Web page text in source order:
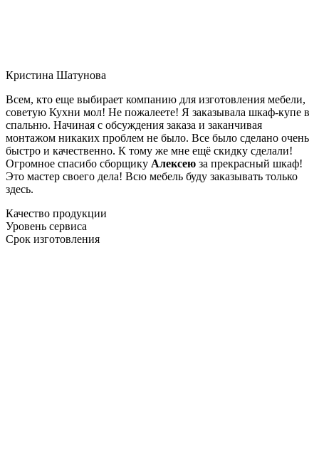
Кристина Шатунова
Всем, кто еще выбирает компанию для изготовления мебели,
советую Кухни мол! Не пожалеете! Я заказывала шкаф-купе в
спальню. Начиная с обсуждения заказа и заканчивая
монтажом никаких проблем не было. Все было сделано очень
быстро и качественно. К тому же мне ещё скидку сделали!
Огромное спасибо сборщику Алексею за прекрасный шкаф!
Это мастер своего дела! Всю мебель буду заказывать только
здесь.
Качество продукции
Уровень сервиса
Срок изготовления